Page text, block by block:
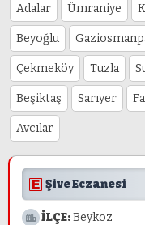
Adalar Ümraniye
Beyoğlu
Çekmeköy Tuzla
Beşiktaş Sarıyer
Avcılar
Şive Eczanesi
İLÇE:Beykoz